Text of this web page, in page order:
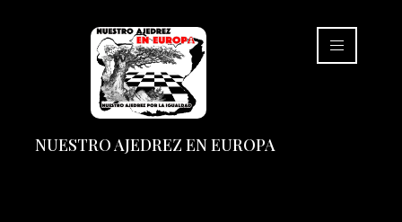
NUESTRO AJEDREZ EN EUROPA